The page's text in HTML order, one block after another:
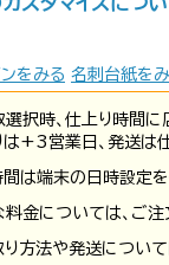
をみる 名刺台紙を
選択時、仕上り時間
+3営業日、発送は
は端末の日時設定を
金については、ご注
り方法や発送につい